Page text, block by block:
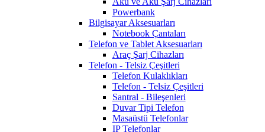
Powerbank
Bilgisayar Aksesuarları
Notebook Çantaları
Telefon ve Tablet Aksesuarları
Araç Şarj Cihazları
Telefon - Telsiz Çeşitleri
Telefon Kulaklıkları
Telefon - Telsiz Çeşitleri
Santral - Bileşenleri
Duvar Tipi Telefon
Masaüstü Telefonlar
IP Telefonlar